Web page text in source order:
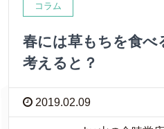
コラム
春には草もちを食べ
考えると？
2019.02.09